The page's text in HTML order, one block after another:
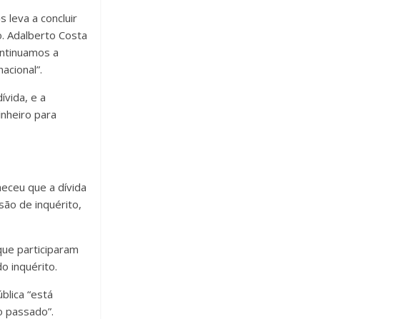
leva a concluir
Adalberto Costa
a
e a
para
que a dívida
de inquérito,
participaram
inquérito.
“está